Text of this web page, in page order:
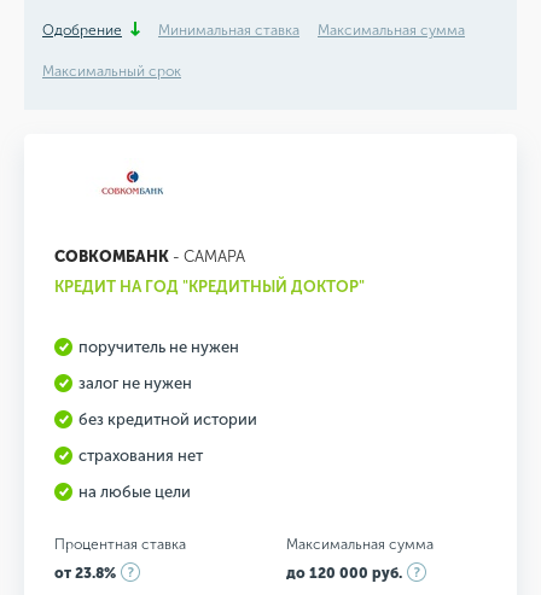
Одобрение Минимальная ставка Максимальная сумма
Максимальный срок
СОВКОМБАНК - САМАРА
КРЕДИТ НА ГОД "КРЕДИТНЫЙ ДОКТОР"
поручитель не нужен
залог не нужен
без кредитной истории
страхования нет
на любые цели
Процентная ставка
от 23.8%
Максимальная сумма
до 120 000 руб.